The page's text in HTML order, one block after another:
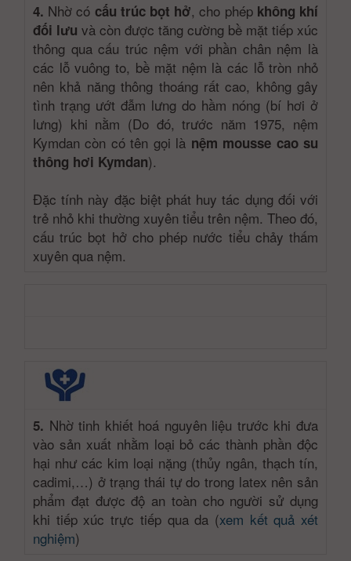
4. Nhờ có cấu trúc bọt hở, cho phép không khí
đối lưu và còn được tăng cường bề mặt tiếp xúc
thông qua cấu trúc nệm với phần chân nệm là
các lỗ vuông to, bề mặt nệm là các lỗ tròn nhỏ
nên khả năng thông thoáng rất cao, không gây
tình trạng ướt đẫm lưng do hầm nóng (bí hơi ở
lưng) khi nằm (Do đó, trước năm 1975, nệm
Kymdan còn có tên gọi là nệm mousse cao su
thông hơi Kymdan).
Đặc tính này đặc biệt phát huy tác dụng đối với
trẻ nhỏ khi thường xuyên tiểu trên nệm. Theo đó,
cấu trúc bọt hở cho phép nước tiểu chảy thấm
xuyên qua nệm.
5. Nhờ tinh khiết hoá nguyên liệu trước khi đưa
vào sản xuất nhằm loại bỏ các thành phần độc
hại như các kim loại nặng (thủy ngân, thạch tín,
cadimi,…) ở trạng thái tự do trong latex nên sản
phẩm đạt được độ an toàn cho người sử dụng
khi tiếp xúc trực tiếp qua da (xem kết quả xét
nghiệm)